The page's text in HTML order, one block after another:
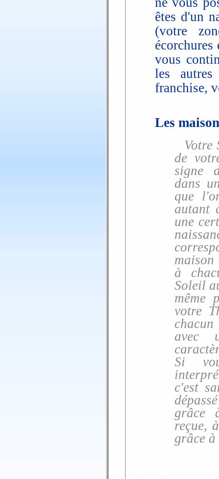
êtes d'un
(votre
vous
les
franchise,
Les
Votre
de
signe
dans
que
autant
une
maison
à
Soleil
même
votre
avec
Si
c'est
grâce
reçue,
grâce